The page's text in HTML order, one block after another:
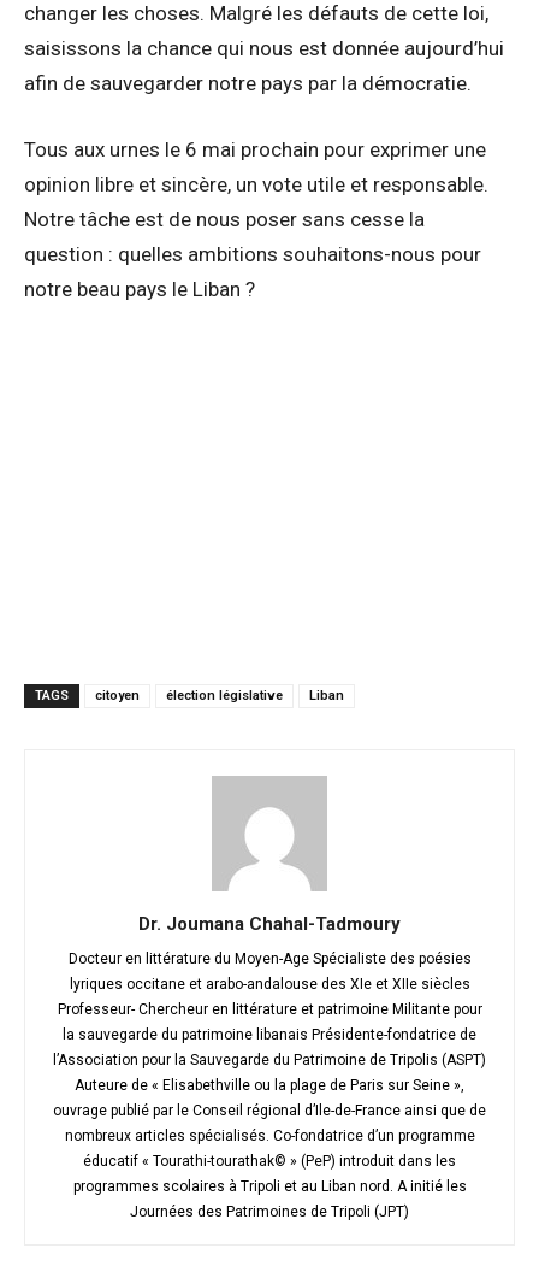
changer les choses. Malgré les défauts de cette loi,
saisissons la chance qui nous est donnée aujourd’hui
afin de sauvegarder notre pays par la démocratie.
Tous aux urnes le 6 mai prochain pour exprimer une
opinion libre et sincère, un vote utile et responsable.
Notre tâche est de nous poser sans cesse la
question : quelles ambitions souhaitons-nous pour
notre beau pays le Liban ?
TAGS citoyen élection législative Liban
Dr. Joumana Chahal-Tadmoury
Docteur en littérature du Moyen-Age Spécialiste des poésies
lyriques occitane et arabo-andalouse des XIe et XIIe siècles
Professeur- Chercheur en littérature et patrimoine Militante pour
la sauvegarde du patrimoine libanais Présidente-fondatrice de
l’Association pour la Sauvegarde du Patrimoine de Tripolis (ASPT)
Auteure de « Elisabethville ou la plage de Paris sur Seine »,
ouvrage publié par le Conseil régional d’Ile-de-France ainsi que de
nombreux articles spécialisés. Co-fondatrice d’un programme
éducatif « Tourathi-tourathak© » (PeP) introduit dans les
programmes scolaires à Tripoli et au Liban nord. A initié les
Journées des Patrimoines de Tripoli (JPT)